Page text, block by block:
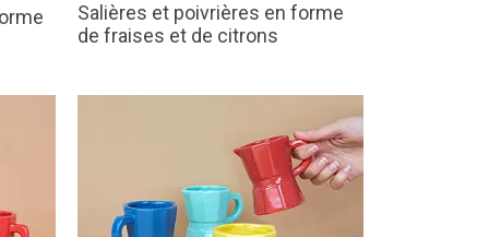
Salières et poivrières en forme
de fraises et de citrons